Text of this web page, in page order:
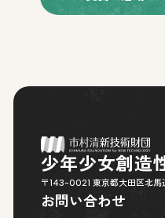
少年少女創 造
〒143-0021 東京都大田区北馬
お問い合わせ